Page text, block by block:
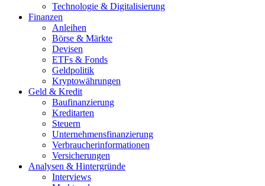
Technologie & Digitalisierung
Finanzen
Anleihen
Börse & Märkte
Devisen
ETFs & Fonds
Geldpolitik
Kryptowährungen
Geld & Kredit
Baufinanzierung
Kreditarten
Steuern
Unternehmensfinanzierung
Verbraucherinformationen
Versicherungen
Analysen & Hintergründe
Interviews